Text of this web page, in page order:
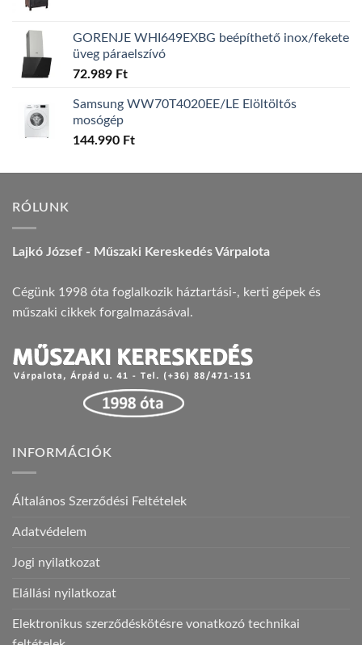
GORENJE WHI649EXBG beépíthető inox/fekete
üveg páraelszívó
72.989 Ft
Samsung WW70T4020EE/LE Elöltöltős
mosógép
144.990 Ft
RÓLUNK
Lajkó József - Műszaki Kereskedés Várpalota
Cégünk 1998 óta foglalkozik háztartási-, kerti gépek és
műszaki cikkek forgalmazásával.
INFORMÁCIÓK
Általános Szerződési Feltételek
Adatvédelem
Jogi nyilatkozat
Elállási nyilatkozat
Elektronikus szerződéskötésre vonatkozó technikai